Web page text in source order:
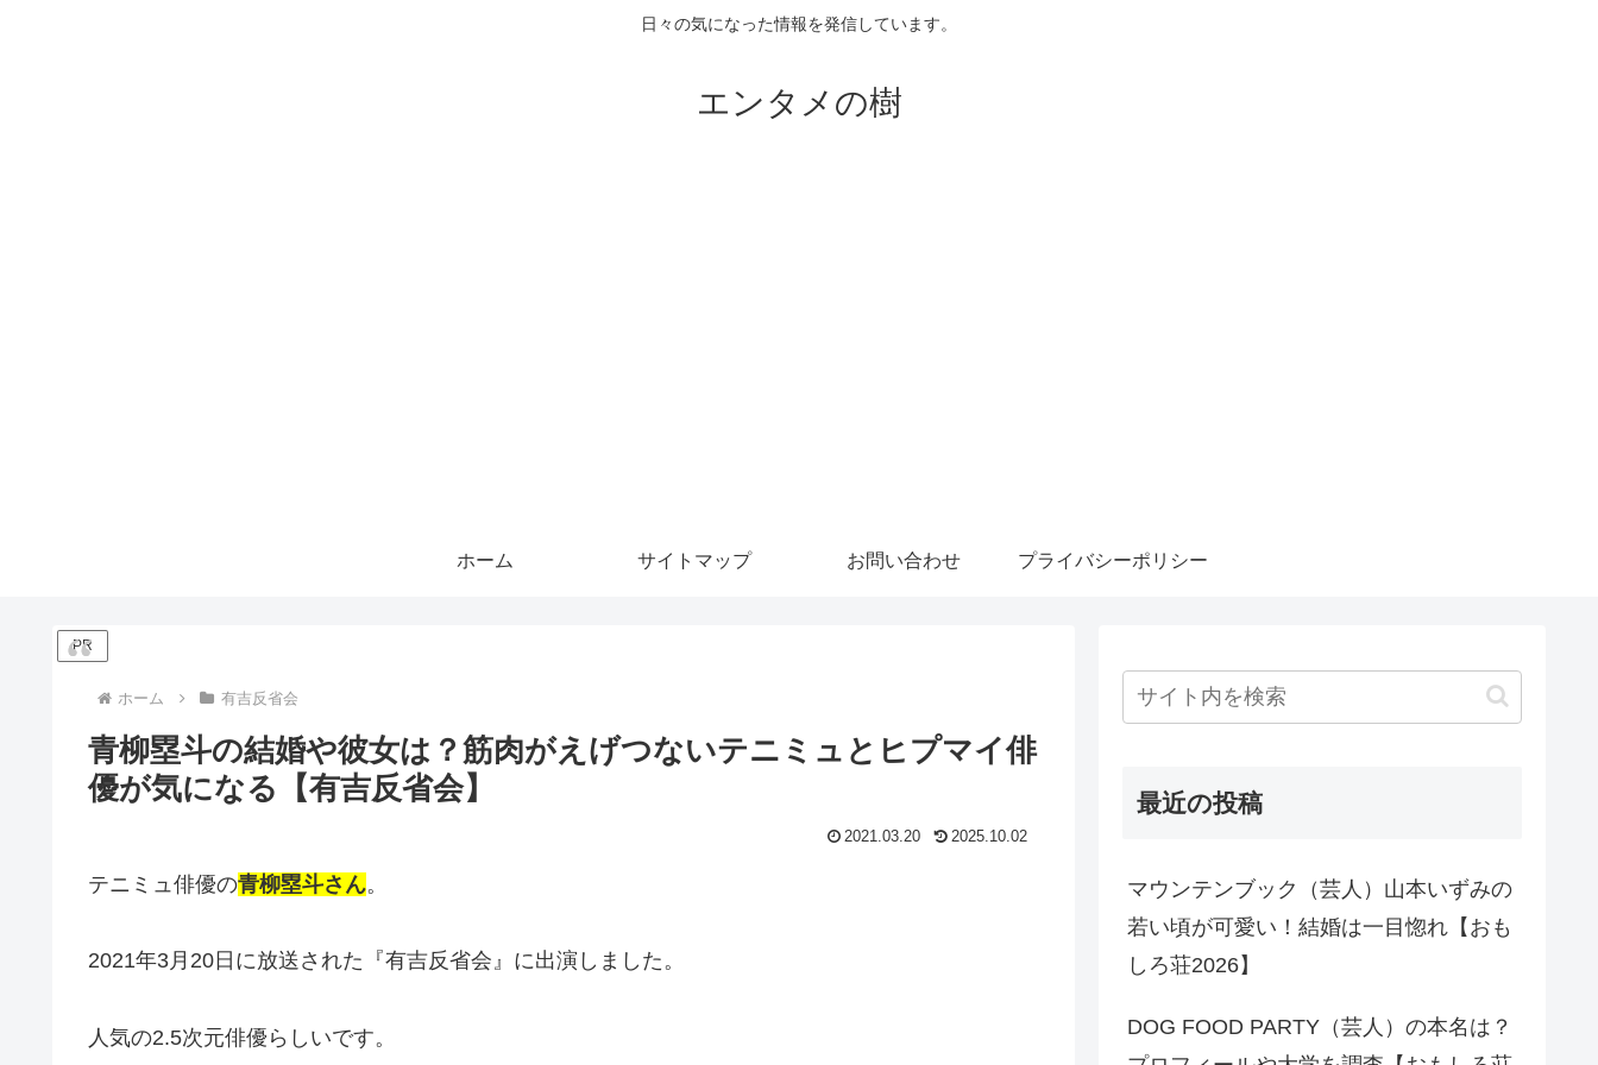
日々の気になった情報を発信しています。
エンタメの樹
ホーム サイトマップ お問い合わせ プライバシーポリシー
PR
ホーム 有吉反省会
青柳塁斗の結婚や彼女は？筋肉がえげつないテニミュとヒプマイ俳
優が気になる【有吉反省会】
2021.03.20 2025.10.02
テニミュ俳優の青柳塁斗さん。
2021年3月20日に放送された『有吉反省会』に出演しました。
人気の2.5次元俳優らしいです。
最近の投稿
マウンテンブック（芸人）山本いずみの
若い頃が可愛い！結婚は一目惚れ【おも
しろ荘2026】
DOG FOOD PARTY（芸人）の本名は？